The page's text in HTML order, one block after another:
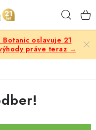
Botanic oslavuje 21
práve teraz →